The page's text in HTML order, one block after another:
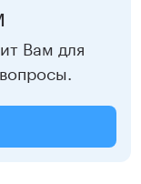
Вам для